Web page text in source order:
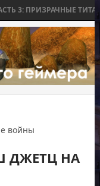
ТИТАНЫ И
войны
ДЖЕТЦ НА